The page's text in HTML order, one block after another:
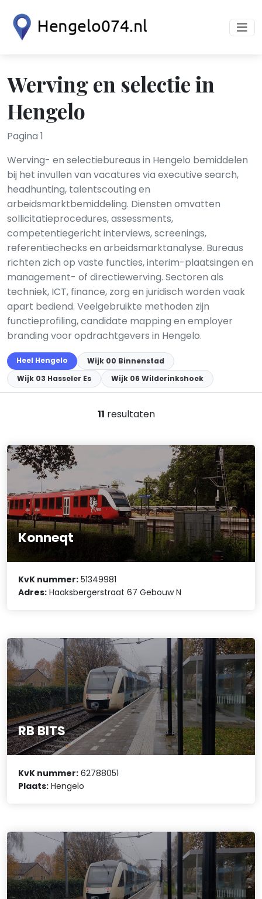
Werving en selectie in
Hengelo
Pagina 1
Werving- en selectiebureaus in Hengelo bemiddelen
bij het invullen van vacatures via executive search,
headhunting, talentscouting en
arbeidsmarktbemiddeling. Diensten omvatten
sollicitatieprocedures, assessments,
competentiegericht interviews, screenings,
referentiechecks en arbeidsmarktanalyse. Bureaus
richten zich op vaste functies, interim-plaatsingen en
management- of directiewerving. Sectoren als
techniek, ICT, finance, zorg en juridisch worden vaak
apart bediend. Veelgebruikte methoden zijn
functieprofiling, candidate mapping en employer
branding voor opdrachtgevers in Hengelo.
Heel Hengelo
Wijk 00 Binnenstad
Wijk 03 Hasseler Es
Wijk 06 Wilderinkshoek
11 resultaten
Konneqt
KvK nummer: 51349981
Adres: Haaksbergerstraat 67 Gebouw N
RB BITS
KvK nummer: 62788051
Plaats: Hengelo